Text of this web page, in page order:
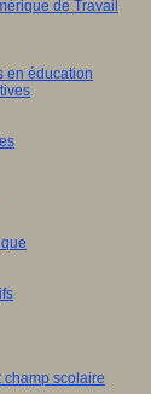
de Travail
en éducation
champ scolaire